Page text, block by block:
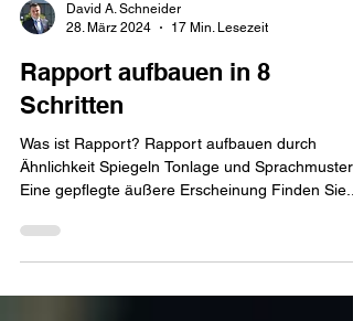
28. März 2024
17 Min. Lesezeit
Rapport aufbauen in 8
Schritten
Was ist Rapport? Rapport aufbauen durch
Eine gepflegte äußere Erscheinung Finden Sie...